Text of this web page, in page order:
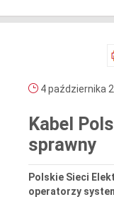
4 października
Kabel
sprawny
Polskie Sieci
operatorzy